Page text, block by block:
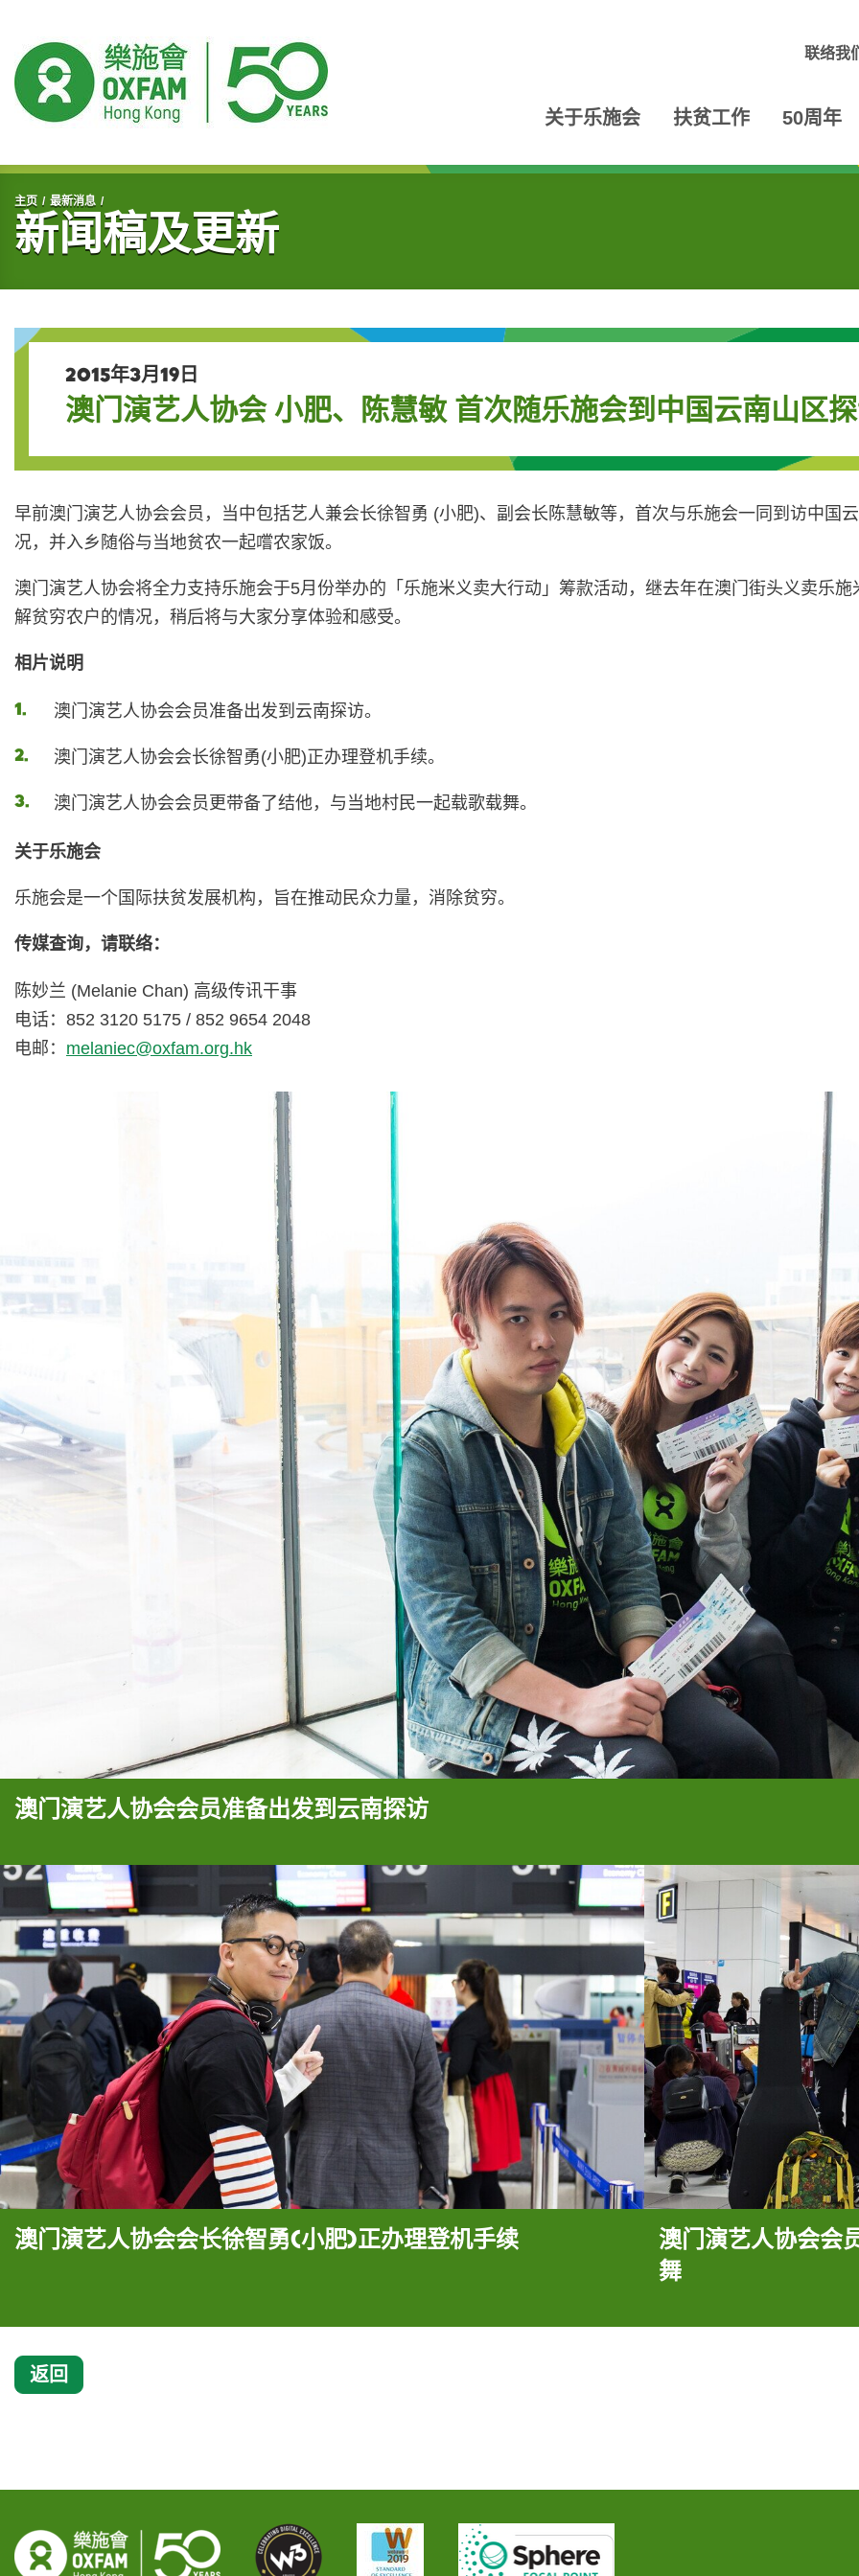
联络我
关于乐施会 扶贫工作 50周年
开始主要内容
主页 最新消息
新闻稿及更新
2015年3月19日
澳门演艺人协会 小肥、陈慧敏 首次随乐施会到中国云南山区
早前澳门演艺人协会会员，当中包括艺人兼会长徐智勇 (小肥)、副会长陈慧敏等，首次与乐施会一同到访中国
况，并入乡随俗与当地贫农一起嚐农家饭。
澳门演艺人协会将全力支持乐施会于5月份举办的「乐施米义卖大行动」筹款活动，继去年在澳门街头义卖乐
解贫穷农户的情况，稍后将与大家分享体验和感受。
相片说明
澳门演艺人协会会员准备出发到云南探访。
澳门演艺人协会会长徐智勇(小肥)正办理登机手续。
澳门演艺人协会会员更带备了结他，与当地村民一起载歌载舞。
关于乐施会
乐施会是一个国际扶贫发展机构，旨在推动民众力量，消除贫穷。
传媒查询，请联络：
陈妙兰 (Melanie Chan) 高级传讯干事
电话：852 3120 5175 / 852 9654 2048
电邮： melaniec@oxfam.org.hk
澳门演艺人协会会员准备出发到云南探访
澳门演艺人协会会长徐智勇(小肥)正办理登机手续
澳门演艺人协会会
舞
返回